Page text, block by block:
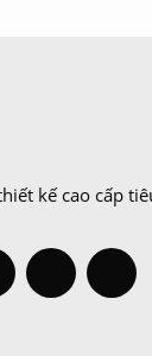
kế cao cấp